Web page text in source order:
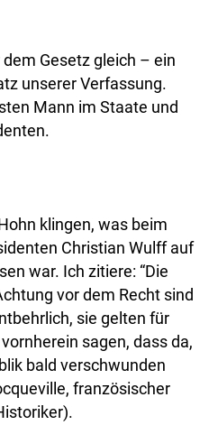
Gesetz gleich – ein
unserer Verfassung.
Mann im Staate und
klingen, was beim
Christian Wulff auf
war. Ich zitiere: “Die
vor dem Recht sind
sie gelten für
sagen, dass da,
bald verschwunden
französischer